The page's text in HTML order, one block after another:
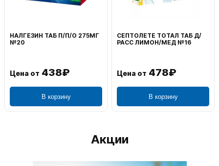
НАЛГЕЗИН ТАБ П/П/О 275МГ
№20
Цена от 438₽
В корзину
СЕПТОЛЕТЕ ТОТАЛ ТАБ Д/
РАСС ЛИМОН/МЕД №16
Цена от 478₽
В корзину
Акции